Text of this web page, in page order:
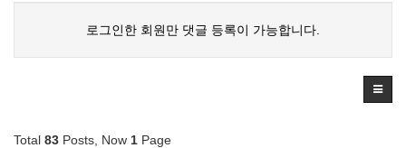
로그인한 회원만 댓글 등록이 가능합니다.
Total 83 Posts, Now 1 Page